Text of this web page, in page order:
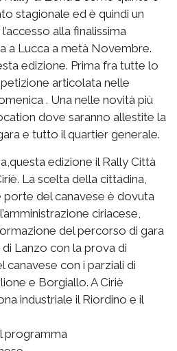
stagionale ed è quindi un
alla finalissima
a Lucca a metà Novembre.
edizione. Prima fra tutte lo
articolata nelle
. Una nelle novità più
dove saranno allestite la
e tutto il quartier generale.
edizione il Rally Città
La scelta della cittadina,
porte del canavese è dovuta
ciriacese,
del percorso di gara
Lanzo con la prova di
canavese con i parziali di
e Borgiallo. A Ciriè
industriale il Riordino e il
programma